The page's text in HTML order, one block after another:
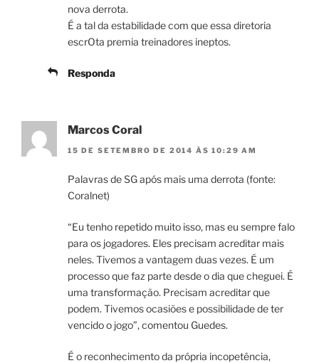
nova derrota.
É a tal da estabilidade com que essa diretoria
escrOta premia treinadores ineptos.
Responda
Marcos Coral
15 DE SETEMBRO DE 2014 ÀS 10:29 AM
Palavras de SG após mais uma derrota (fonte:
Coralnet)
“Eu tenho repetido muito isso, mas eu sempre falo
para os jogadores. Eles precisam acreditar mais
neles. Tivemos a vantagem duas vezes. É um
processo que faz parte desde o dia que cheguei. É
uma transformação. Precisam acreditar que
podem. Tivemos ocasiões e possibilidade de ter
vencido o jogo”, comentou Guedes.
É o reconhecimento da própria incopetência,